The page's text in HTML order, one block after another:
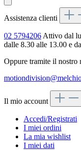
Assistenza clienti
02 5794206 Attivo dal
dalle 8.30 alle 13.00 e
Oppure tramite il nostro
Il mio account
Accedi/Registrati
I miei ordini
La mia wishlist
I miei dati